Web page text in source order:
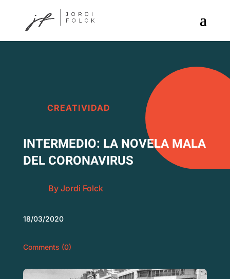
CREATIVIDAD
INTERMEDIO: LA NOVELA MALA
DEL CORONAVIRUS
By Jordi Folck
18/03/2020
Comments (0)